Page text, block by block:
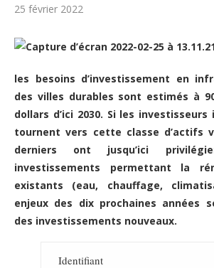
25 février 2022
les besoins d’investissement en
des villes durables sont estimés à
dollars d’ici 2030. Si les
tournent vers cette classe d’actifs
derniers ont jusqu’ici
investissements permettant la
existants (eau, chauffage,
enjeux des dix prochaines années
des investissements nouveaux.
Identifiant